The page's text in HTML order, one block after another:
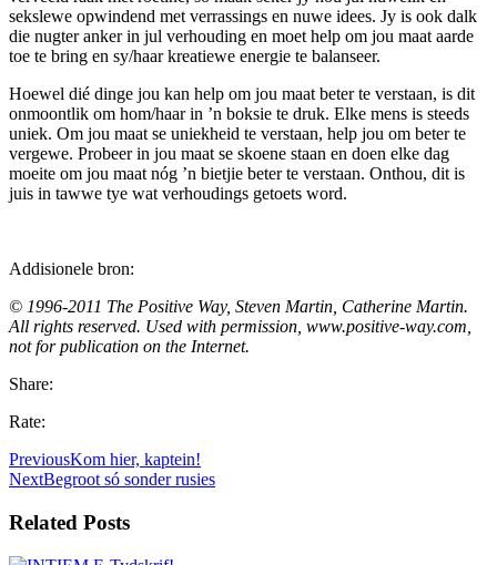
sekslewe opwindend met verrassings en nuwe idees. Jy is ook dalk
die nugter anker in jul verhouding en moet help om jou maat aarde
toe te bring en sy/haar kreatiewe energie te balanseer.
Hoewel dié dinge jou kan help om jou maat beter te verstaan, is dit
onmoontlik om hom/haar in ’n boksie te druk. Elke mens is steeds
uniek. Om jou maat se uniekheid te verstaan, help jou om beter te
vergewe. Probeer in jou maat se skoene staan en doen elke dag
moeite om jou maat nóg ’n bietjie beter te verstaan. Onthou, dit is
juis in tawwe tye wat verhoudings getoets word.
Addisionele bron:
© 1996-2011 The Positive Way, Steven Martin, Catherine Martin.
All rights reserved. Used with permission, www.positive-way.com,
not for publication on the Internet.
Share:
Rate:
PreviousKom hier, kaptein!
NextBegroot só sonder rusies
Related Posts